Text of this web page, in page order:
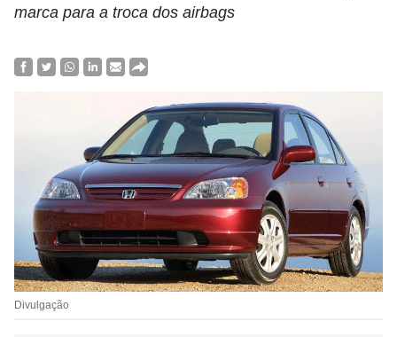
marca para a troca dos airbags
Divulgação